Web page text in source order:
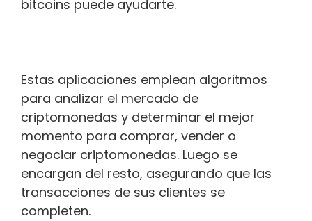
bitcoins puede ayudarte.
Estas aplicaciones emplean algoritmos
para analizar el mercado de
criptomonedas y determinar el mejor
momento para comprar, vender o
negociar criptomonedas. Luego se
encargan del resto, asegurando que las
transacciones de sus clientes se
completen.